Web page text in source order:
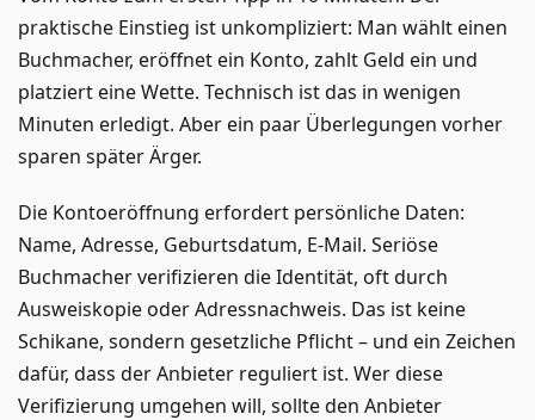
praktische Einstieg ist unkompliziert: Man wählt einen
Buchmacher, eröffnet ein Konto, zahlt Geld ein und
platziert eine Wette. Technisch ist das in wenigen
Minuten erledigt. Aber ein paar Überlegungen vorher
sparen später Ärger.
Die Kontoeröffnung erfordert persönliche Daten:
Name, Adresse, Geburtsdatum, E-Mail. Seriöse
Buchmacher verifizieren die Identität, oft durch
Ausweiskopie oder Adressnachweis. Das ist keine
Schikane, sondern gesetzliche Pflicht – und ein Zeichen
dafür, dass der Anbieter reguliert ist. Wer diese
Verifizierung umgehen will, sollte den Anbieter